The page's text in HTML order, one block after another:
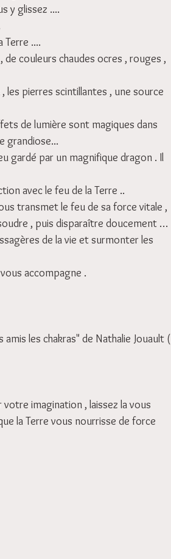
y glissez ....
Terre ....
couleurs chaudes ocres , rouges ,
les pierres scintillantes , une source
de lumière sont magiques dans
grandiose...
gardé par un magnifique dragon . Il
avec le feu de la Terre ..
transmet le feu de sa force vitale ,
, puis disparaître doucement …
de la vie et surmonter les
accompagne .
les chakras" de Nathalie Jouault (
imagination , laissez la vous
la Terre vous nourrisse de force